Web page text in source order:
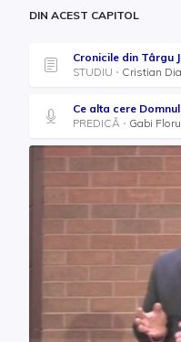
DIN ACEST CAPITOL
Cronicile din Târgu
STUDIU
Cristian
Ce alta cere
PREDICĂ
Gabi